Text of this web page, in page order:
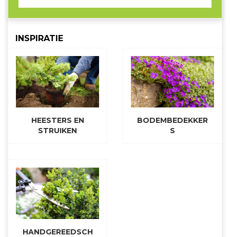
INSPIRATIE
HEESTERS EN
STRUIKEN
BODEMBEDEKKER
S
HANDGEREEDSCH